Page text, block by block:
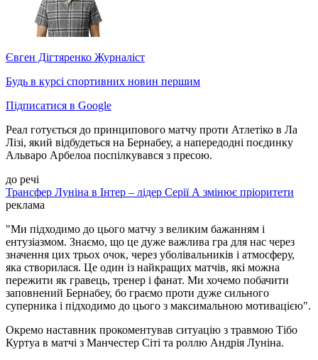
Євген Дігтяренко Журналіст
Будь в курсі спортивних новин першим
Підписатися в Google
Реал готується до принципового матчу проти Атлетіко в Ла
Лізі, який відбудеться на Бернабеу, а напередодні поєдинку
Альваро Арбелоа поспілкувався з пресою.
до речі
Трансфер Луніна в Інтер – лідер Серії А змінює пріоритети
реклама
"Ми підходимо до цього матчу з великим бажанням і
ентузіазмом. Знаємо, що це дуже важлива гра для нас через
значення цих трьох очок, через уболівальників і атмосферу,
яка створилася. Це один із найкращих матчів, які можна
пережити як гравець, тренер і фанат. Ми хочемо побачити
заповнений Бернабеу, бо граємо проти дуже сильного
суперника і підходимо до цього з максимальною мотивацією".
Окремо наставник прокоментував ситуацію з травмою Тібо
Куртуа в матчі з Манчестер Сіті та роллю Андрія Луніна.